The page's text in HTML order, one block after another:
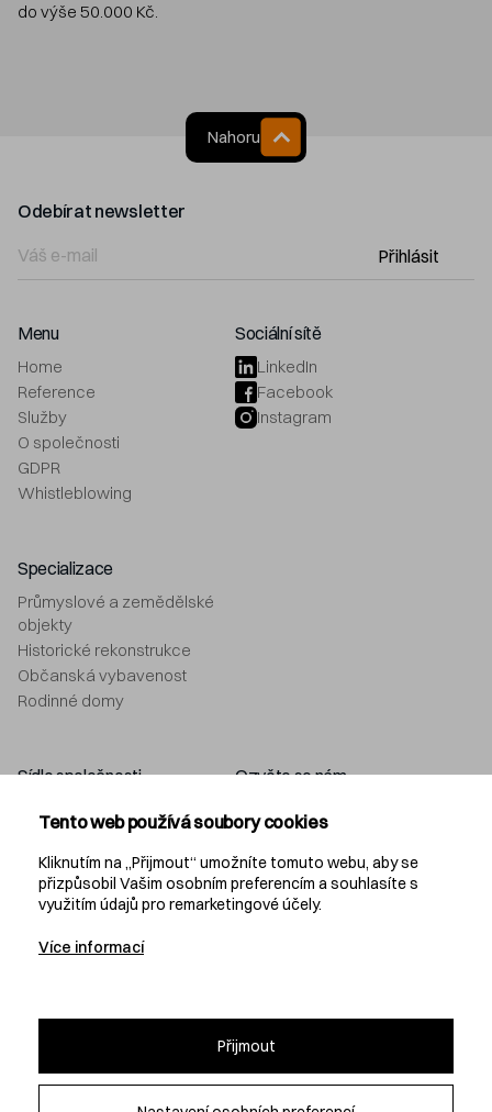
do výše 50.000 Kč.
Nahoru
Menu
Home
Reference
Služby
O společnosti
GDPR
Whistleblowing
Sociální sítě
LinkedIn
Facebook
Instagram
Specializace
Průmyslové a zemědělské
objekty
Historické rekonstrukce
Občanská vybavenost
Rodinné domy
Sídlo společnosti
Navláčil stavební firma, s.r.o.
Bartošova 5532
760 01 Zlín
Ozvěte se nám
+420 577 212 049
info@navlacil.cz
DEVELOPMENT
Odebírat newsletter
Přihlásit
Tento web používá soubory cookies
Kliknutím na „Přijmout“ umožníte tomuto webu, aby se
přizpůsobil Vašim osobním preferencím a souhlasíte s
využitím údajů pro remarketingové účely.
Více informací
Přijmout